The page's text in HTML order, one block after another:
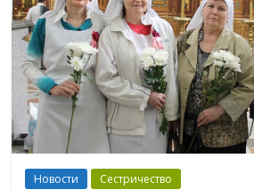
Новости Сестричество